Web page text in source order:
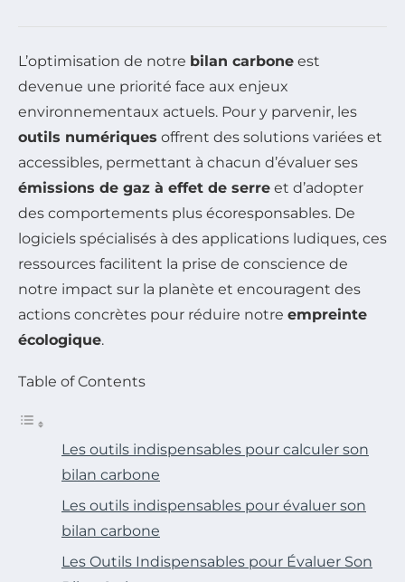
L’optimisation de notre bilan carbone est
devenue une priorité face aux enjeux
environnementaux actuels. Pour y parvenir, les
outils numériques offrent des solutions variées et
accessibles, permettant à chacun d’évaluer ses
émissions de gaz à effet de serre et d’adopter
des comportements plus écoresponsables. De
logiciels spécialisés à des applications ludiques, ces
ressources facilitent la prise de conscience de
notre impact sur la planète et encouragent des
actions concrètes pour réduire notre empreinte
écologique.
Table of Contents
Les outils indispensables pour calculer son
bilan carbone
Les outils indispensables pour évaluer son
bilan carbone
Les Outils Indispensables pour Évaluer Son